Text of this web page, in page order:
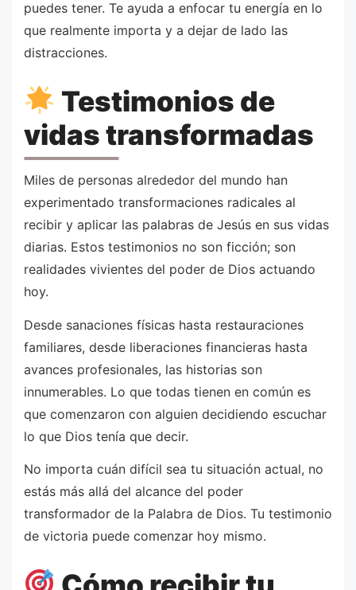
puedes tener. Te ayuda a enfocar tu energía en lo
que realmente importa y a dejar de lado las
distracciones.
Testimonios de
vidas transformadas
Miles de personas alrededor del mundo han
experimentado transformaciones radicales al
recibir y aplicar las palabras de Jesús en sus vidas
diarias. Estos testimonios no son ficción; son
realidades vivientes del poder de Dios actuando
hoy.
Desde sanaciones físicas hasta restauraciones
familiares, desde liberaciones financieras hasta
avances profesionales, las historias son
innumerables. Lo que todas tienen en común es
que comenzaron con alguien decidiendo escuchar
lo que Dios tenía que decir.
No importa cuán difícil sea tu situación actual, no
estás más allá del alcance del poder
transformador de la Palabra de Dios. Tu testimonio
de victoria puede comenzar hoy mismo.